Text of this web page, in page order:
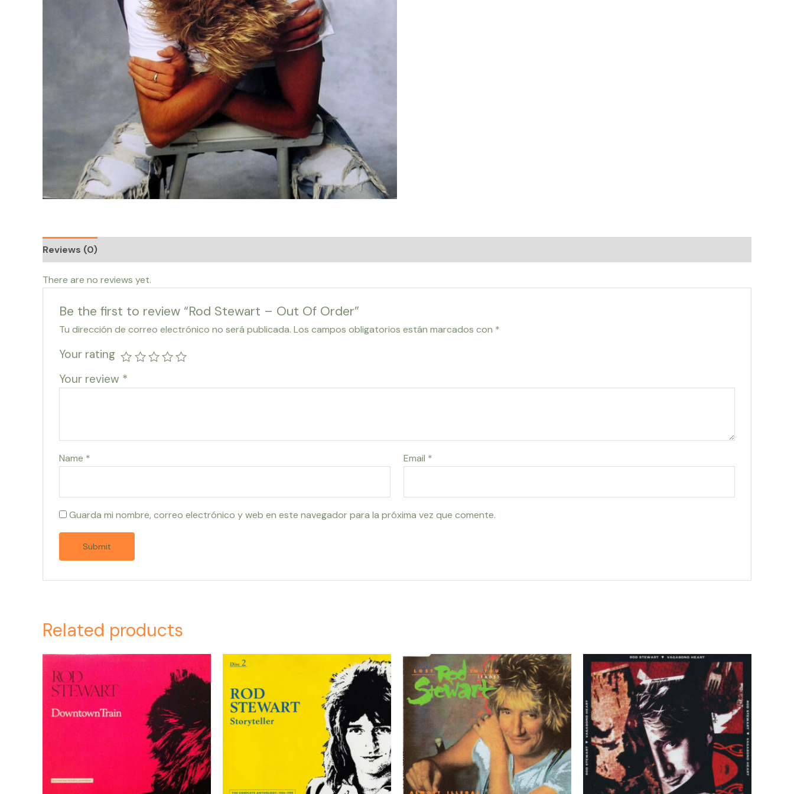
Reviews (0)
There are no reviews yet.
Be the first to review “Rod Stewart – Out Of Order”
Tu dirección de correo electrónico no será publicada. Los campos obligatorios están marcados con *
Your rating
Your review *
Name * Email *
Guarda mi nombre, correo electrónico y web en este navegador para la próxima vez que comente.
Related products